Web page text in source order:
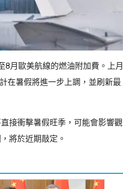
月歐美航線的燃油附加費。上月
在暑假將進一步上調，並刷新最
接衝擊暑假旺季，可能會影響觀
將於近期敲定。